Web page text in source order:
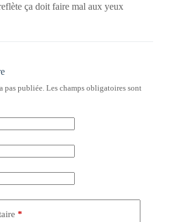
ça doit faire mal aux yeux
pas publiée. Les champs obligatoires sont
*